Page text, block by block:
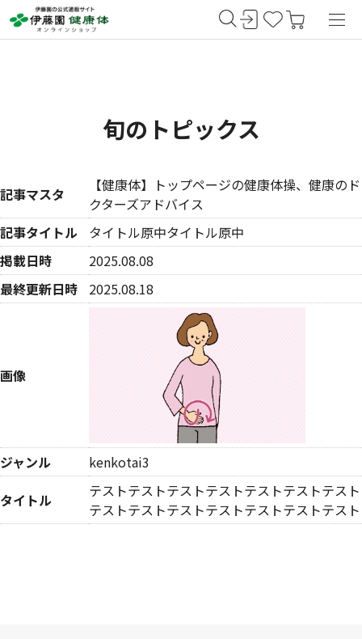
旬のトピックス
記事マスタ
【健康体】トップページの健康体操、健康のド
クターズアドバイス
記事タイトル
タイトル原中タイトル原中
掲載日時
2025.08.08
最終更新日時
2025.08.18
画像
ジャンル
kenkotai3
タイトル
テストテストテストテストテストテストテスト
テストテストテストテストテストテストテスト